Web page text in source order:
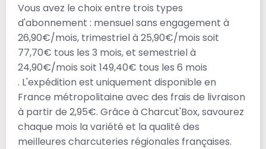
Vous avez le choix entre trois types
d'abonnement : mensuel sans engagement à
26,90€/mois​, trimestriel à 25,90€/mois soit
77,70€ tous les 3 mois​, et semestriel à
24,90€/mois soit 149,40€ tous les 6 mois​
. L'expédition est uniquement disponible en
France métropolitaine avec des frais de livraison
à partir de 2,95€​​. Grâce à Charcut'Box, savourez
chaque mois la variété et la qualité des
meilleures charcuteries régionales françaises​​.